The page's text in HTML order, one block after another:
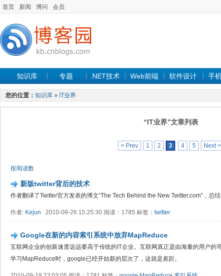
首页 新闻 博问 会员
知识库 专题 .NET技术 Web前端 软件设计 手
您的位置： 知识库 » IT业界
“IT业界”文章列表
< Prev 1 2 3 4 5 Next >
按阅读数
新版twitter背后的技术
作者翻译了Twitter官方发表的博文“The Tech Behind the New Twitter.com”，总
作者: Kejun 2010-09-26 15:25:30 阅读：1785 标签： twitter
Google在新的内容索引系统中放弃MapReduce
互联网企业的创新速度远远要高于传统的IT企业。互联网真正是由海量的用户的
学习MapReduce时，google已经开始新的层次了，这就是差距。